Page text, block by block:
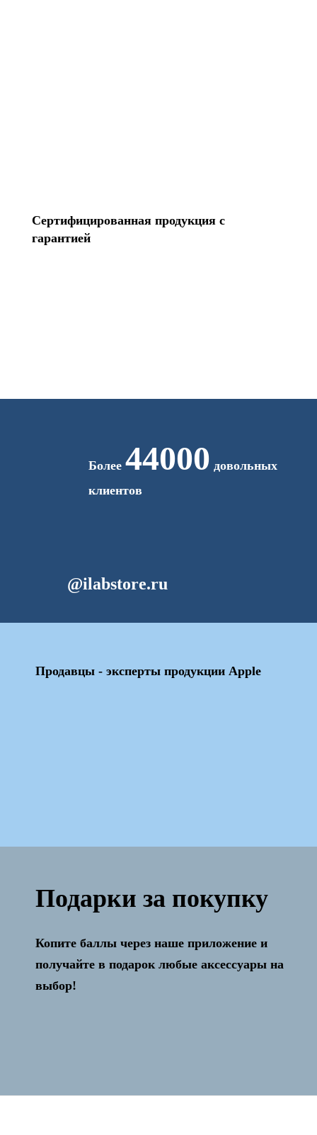
Сертифицированная продукция с
гарантией
Более 44000 довольных
клиентов
@ilabstore.ru
Продавцы - эксперты продукции Apple
Активация и настройка бесплатно!
Подарки за покупку
Копите баллы через наше приложение и
получайте в подарок любые аксессуары на
выбор!